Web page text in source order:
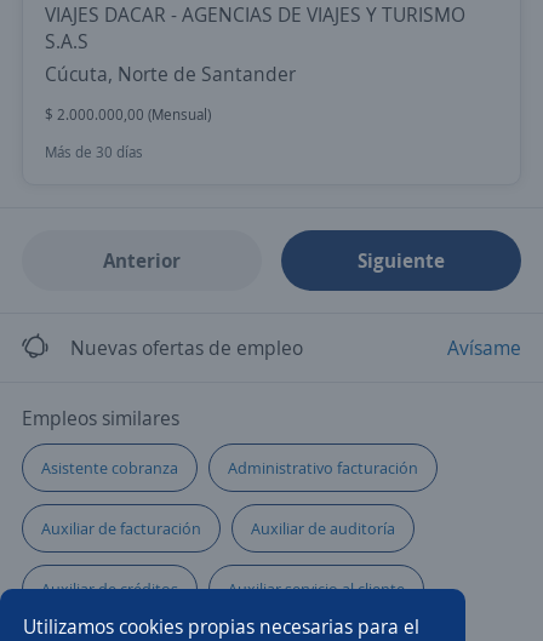
Utilizamos cookies propias necesarias para el
VIAJES DACAR - AGENCIAS DE VIAJES Y TURISMO
S.A.S
Cúcuta, Norte de Santander
$ 2.000.000,00 (Mensual)
Más de 30 días
Anterior Siguiente
Nuevas ofertas de empleo Avísame
Empleos similares
Asistente cobranza Administrativo facturación
Auxiliar de facturación Auxiliar de auditoría
Auxiliar de créditos Auxiliar servicio al cliente